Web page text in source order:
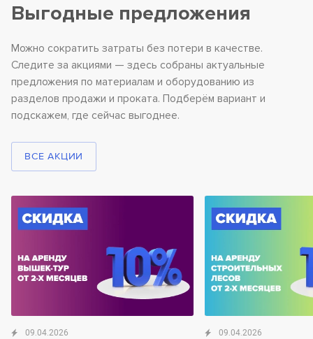
Выгодные предложения
Можно сократить затраты без потери в качестве.
Следите за акциями — здесь собраны актуальные
предложения по материалам и оборудованию из
разделов продажи и проката. Подберём вариант и
подскажем, где сейчас выгоднее.
ВСЕ АКЦИИ
09.04.2026 09.04.2026